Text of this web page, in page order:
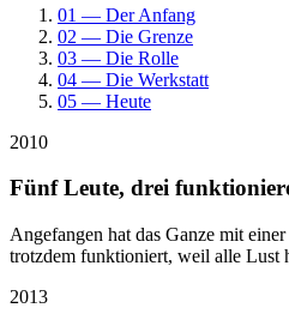
01 — Der Anfang
02 — Die Grenze
03 — Die Rolle
04 — Die Werkstatt
05 — Heute
2010
Fünf Leute, drei
Angefangen hat das Ganze mit
trotzdem funktioniert, weil alle Lust
2013